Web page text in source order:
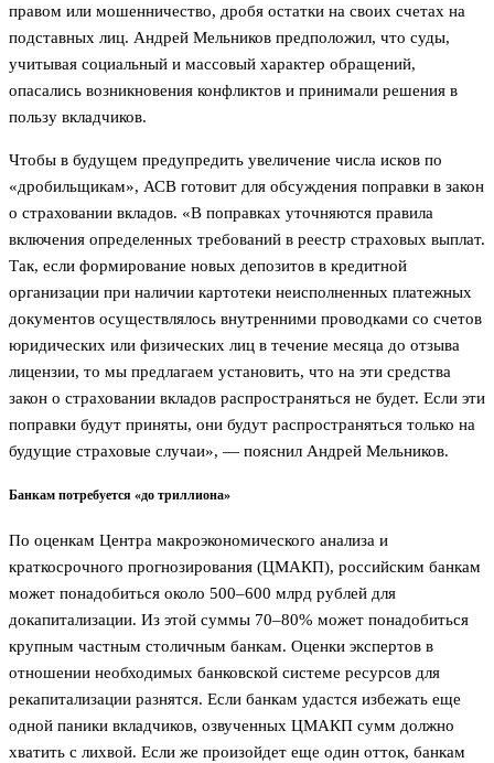
правом или мошенничество, дробя остатки на своих счетах на
подставных лиц. Андрей Мельников предположил, что суды,
учитывая социальный и массовый характер обращений,
опасались возникновения конфликтов и принимали решения в
пользу вкладчиков.
Чтобы в будущем предупредить увеличение числа исков по
«дробильщикам», АСВ готовит для обсуждения поправки в закон
о страховании вкладов. «В поправках уточняются правила
включения определенных требований в реестр страховых выплат.
Так, если формирование новых депозитов в кредитной
организации при наличии картотеки неисполненных платежных
документов осуществлялось внутренними проводками со счетов
юридических или физических лиц в течение месяца до отзыва
лицензии, то мы предлагаем установить, что на эти средства
закон о страховании вкладов распространяться не будет. Если эти
поправки будут приняты, они будут распространяться только на
будущие страховые случаи», — пояснил Андрей Мельников.
Банкам потребуется «до триллиона»
По оценкам Центра макроэкономического анализа и
краткосрочного прогнозирования (ЦМАКП), российским банкам
может понадобиться около 500–600 млрд рублей для
докапитализации. Из этой суммы 70–80% может понадобиться
крупным частным столичным банкам. Оценки экспертов в
отношении необходимых банковской системе ресурсов для
рекапитализации разнятся. Если банкам удастся избежать еще
одной паники вкладчиков, озвученных ЦМАКП сумм должно
хватить с лихвой. Если же произойдет еще один отток, банкам